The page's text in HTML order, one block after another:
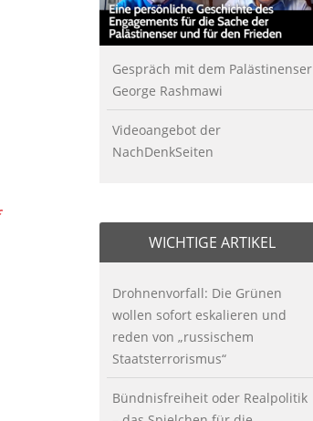
Gespräch mit dem Palästinenser
George Rashmawi
Videoangebot der
NachDenkSeiten
WICHTIGE ARTIKEL
Drohnenvorfall: Die Grünen
wollen sofort eskalieren und
reden von „russischem
Staatsterrorismus“
Bündnisfreiheit oder Realpolitik